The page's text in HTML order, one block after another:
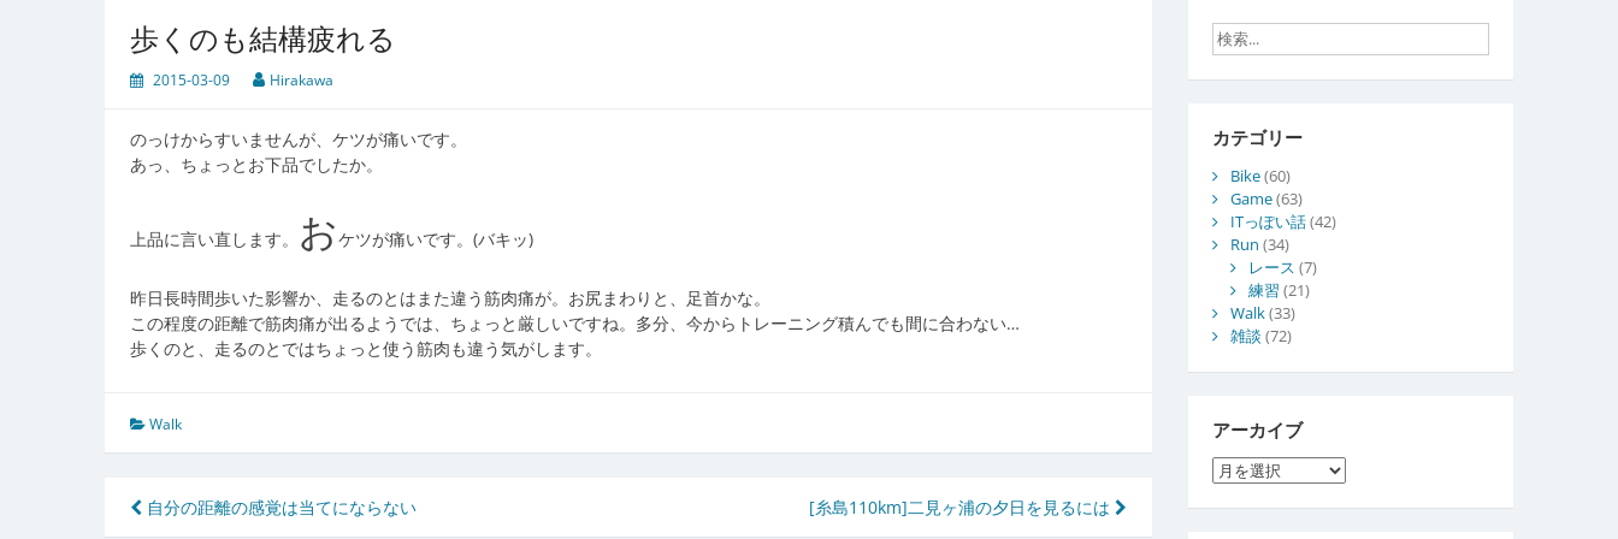
歩くのも結構疲れる
2015-03-09 Hirakawa
のっけからすいませんが、ケツが痛いです。
あっ、ちょっとお下品でしたか。
上品に言い直します。 おケツが痛いです。(バキッ)
昨日長時間歩いた影響か、走るのとはまた違う筋肉痛が。お尻まわりと、足首かな。
この程度の距離で筋肉痛が出るようでは、ちょっと厳しいですね。多分、今からトレーニング積んでも間に合わない…
歩くのと、走るのとではちょっと使う筋肉も違う気がします。
Walk
投自分の距離の感覚は当てにならない [糸島110km]二見ヶ浦の夕日を見るには
カテゴリー
Bike(60)
Game(63)
ITっぽい話(42)
Run (34)
レース (7)
練習 (21)
Walk(33)
雑談 (72)
アーカイブ
ア
ー
カ